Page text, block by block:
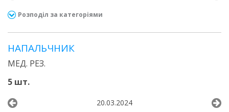
Розподіл за категоріями
НАПАЛЬЧНИК
МЕД. РЕЗ.
5 шт.
20.03.2024